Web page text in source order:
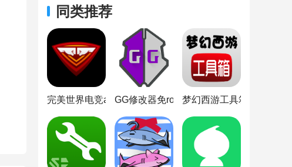
同类推荐
完美世界电竞appGG修改器免root版梦幻西游工具箱模拟器